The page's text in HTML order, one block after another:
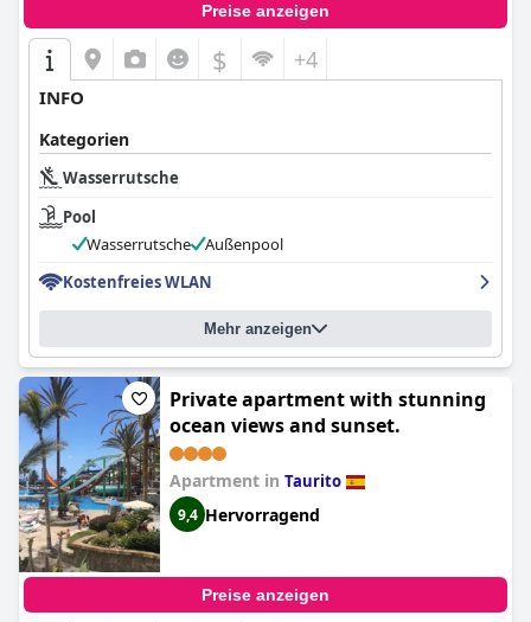
Preise anzeigen
$ +4
INFO
Kategorien
Wasserrutsche
Pool
Wasserrutsche
Außenpool
Kostenfreies WLAN
Mehr anzeigen
Private apartment with stunning
ocean views and sunset.
Apartment in Taurito
9,4 Hervorragend
Preise anzeigen